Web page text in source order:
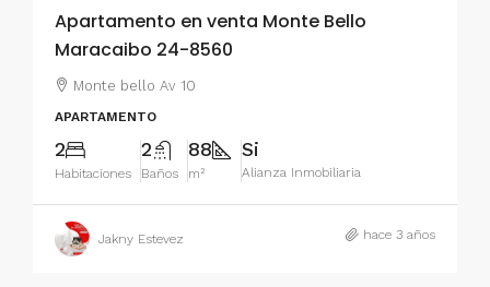
Apartamento en venta Monte Bello
Maracaibo 24-8560
Monte bello Av 10
APARTAMENTO
2
Habitaciones
2
Baños
88
m²
Si
Alianza Inmobiliaria
Jakny Estevez hace 3 años